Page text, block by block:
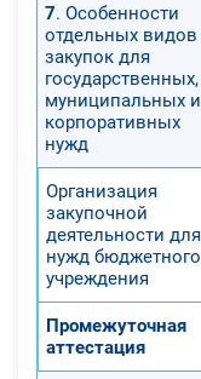
7. Особенности
отдельных видов
закупок для
государственных,
муниципальных и
корпоративных
нужд
Организация
закупочной
деятельности для
нужд бюджетного
учреждения
Промежуточная
аттестация